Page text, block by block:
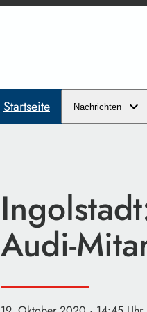
Startseite Nachrichten
Audi-